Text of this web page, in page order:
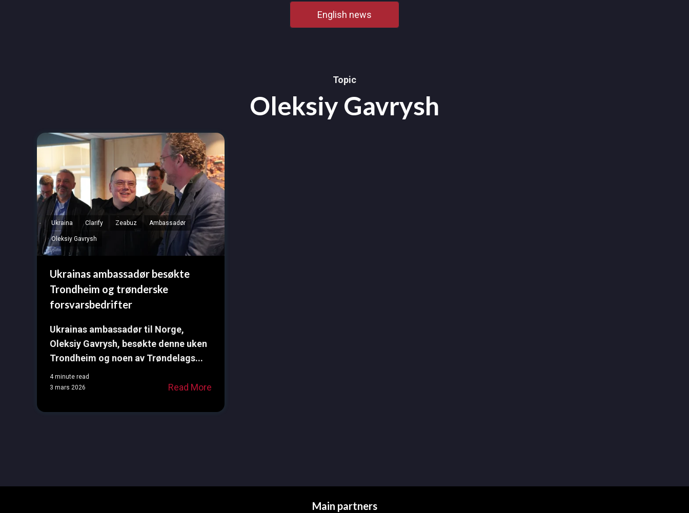
English news
Topic
Oleksiy Gavrysh
Ukraina Clarify Zeabuz Ambassadør
Oleksiy Gavrysh
Ukrainas ambassadør besøkte
Trondheim og trønderske
forsvarsbedrifter
Ukrainas ambassadør til Norge,
Oleksiy Gavrysh, besøkte denne uken
Trondheim og noen av Trøndelags...
4 minute read
3 mars 2026
Read More
Main partners